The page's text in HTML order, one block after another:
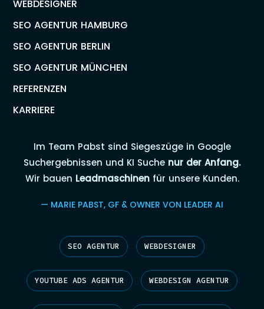
WEBDESIGNER
SEO AGENTUR HAMBURG
SEO AGENTUR BERLIN
SEO AGENTUR MÜNCHEN
REFERENZEN
KARRIERE
Im Team Pabst sind Siegeszüge in Google
Suchergebnissen und KI Suche nur der Anfang.
Wir bauen Leadmaschinenfür unsere Kunden.
— MARIE PABST, GF & OWNER VON LEADER AI
SEO AGENTUR WEBDESIGNER
YOUTUBE ADS AGENTUR WEBDESIGN AGENTUR